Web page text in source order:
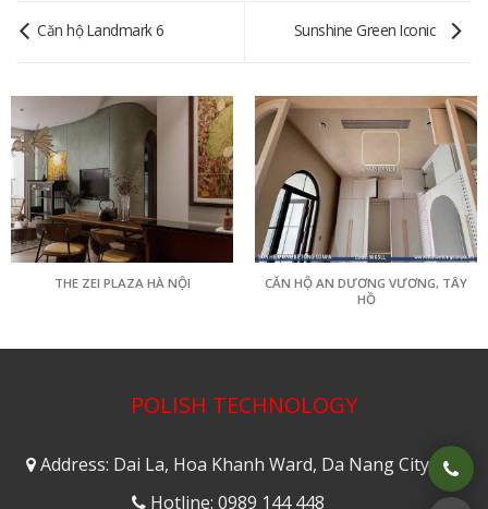
Căn hộ Landmark 6 Sunshine Green Iconic
THE ZEI PLAZA HÀ NỘI
CĂN HỘ AN DƯƠNG VƯƠNG, TÂY
HỒ
POLISH TECHNOLOGY
Address: Dai La, Hoa Khanh Ward, Da Nang City
Hotline: 0989 144 448